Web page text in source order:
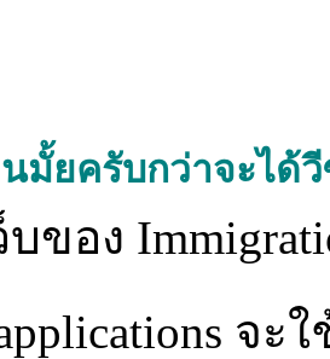
มั้ยครับกว่าจะได้
ของ
จะ